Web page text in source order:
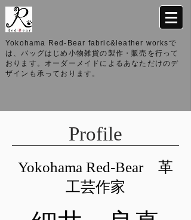
Yokohama Red-Bear fabric&leather worksで
は、バッグはじめ小物雑貨の製作・販売を行って
おります。オーダーメイドによるあなただけのデ
ザインも承っております。
Profile
Yokohama Red-Bear 革
工芸作家